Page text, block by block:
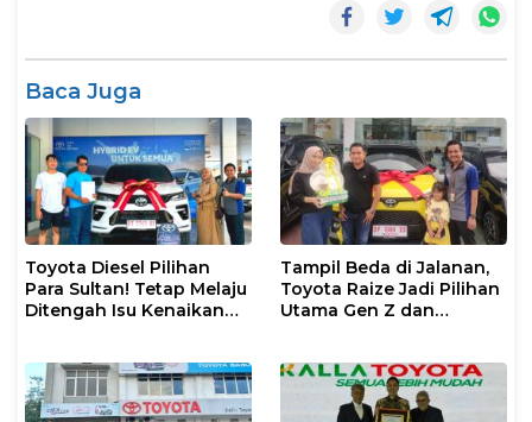
Baca Juga
Toyota Diesel Pilihan
Para Sultan! Tetap Melaju
Ditengah Isu Kenaikan
Tampil Beda di Jalanan,
Toyota Raize Jadi Pilihan
Utama Gen Z dan